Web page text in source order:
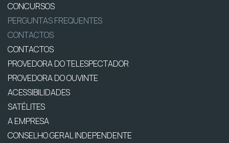
CONCURSOS
PERGUNTAS FREQUENTES
CONTACTOS
CONTACTOS
PROVEDORA DO TELESPECTADOR
PROVEDORA DO OUVINTE
ACESSIBILIDADES
SATÉLITES
A EMPRESA
CONSELHO GERAL INDEPENDENTE